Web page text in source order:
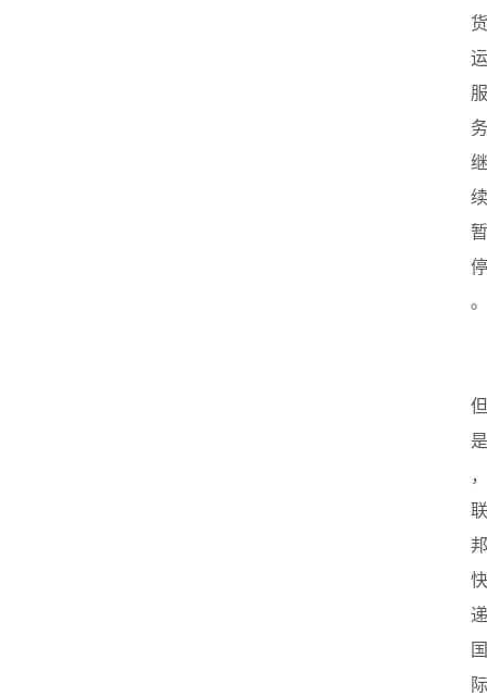
货
运
服
务
继
续
暂
停
。
但
是
，
联
邦
快
递
国
际